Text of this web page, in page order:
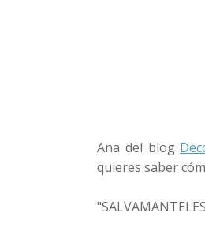
Ana del blog
quieres saber